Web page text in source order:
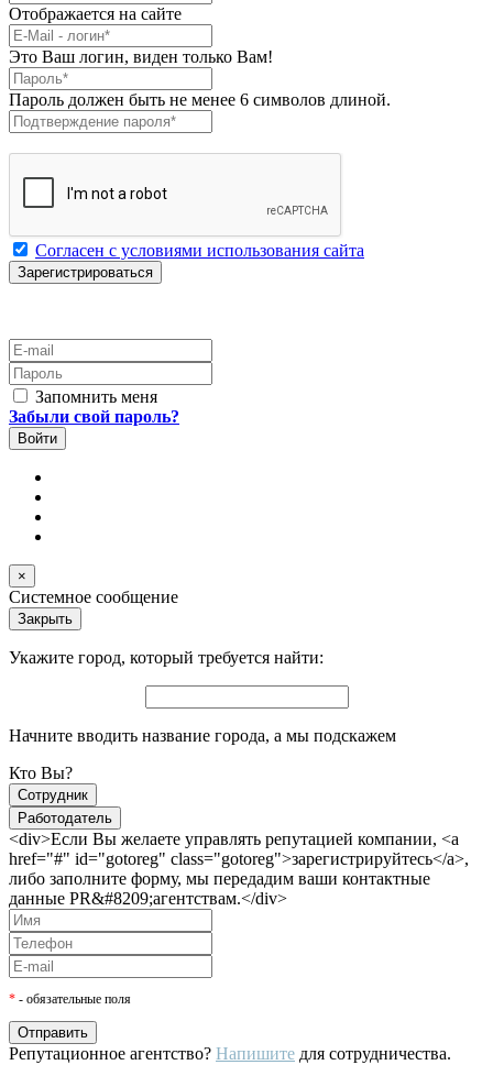
Отображается на сайте
E-Mail *
Это Ваш логин, виден только Вам!
Пароль*
Пароль должен быть не менее 6 символов длиной.
Подтверждение пароля
Согласен с условиями использования сайта
E-mail
Пароль
Запомнить меня
Забыли свой пароль?
×
Системное сообщение
Закрыть
Укажите город, который требуется найти:
Начните вводить название города, а мы подскажем
Кто Вы?
Сотрудник
Работодатель
<div>Если Вы желаете управлять репутацией компании, <a
href="#" id="gotoreg" class="gotoreg">зарегистрируйтесь</a>,
либо заполните форму, мы передадим ваши контактные
данные PR&#8209;агентствам.</div>
* - обязательные поля
Репутационное агентство? Напишите для сотрудничества.